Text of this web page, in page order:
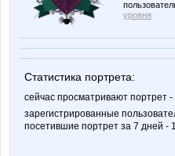
уровня
Статистика портрета:
сейчас просматривают портрет -
зарегистрированные
посетившие портрет за 7 дней -